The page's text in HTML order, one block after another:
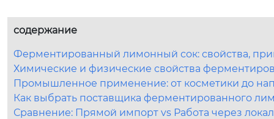
содержание
Ферментированный лимонный сок: свойства,
Химические и физические свойства
Промышленное применение: от косметики до
Как выбрать поставщика ферментированного
Сравнение: Прямой импорт vs Работа через